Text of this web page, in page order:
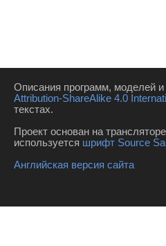
Описания программ, моделей
Attribution-ShareAlike 4.0
текстах.
Проект основан на трансляторе
используется шрифт Source
Английская версия сайта